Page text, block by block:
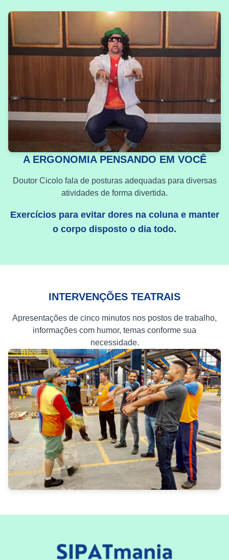
A ERGONOMIA PENSANDO EM VOCÊ
Doutor Cicolo fala de posturas adequadas para diversas
atividades de forma divertida.
Exercícios para evitar dores na coluna e manter
o corpo disposto o dia todo.
INTERVENÇÕES TEATRAIS
Apresentações de cinco minutos nos postos de trabalho,
informações com humor, temas conforme sua
necessidade.